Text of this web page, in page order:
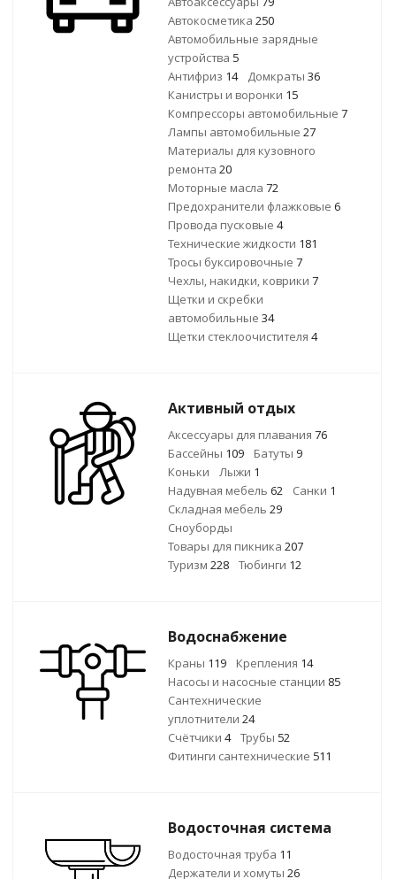
Автокосметика 250
Автомобильные зарядные
устройства 5
Антифриз 14 Домкраты 36
Канистры и воронки 15
Компрессоры автомобильные 7
Лампы автомобильные 27
Материалы для кузовного
ремонта 20
Моторные масла 72
Предохранители флажковые 6
Провода пусковые 4
Технические жидкости 181
Тросы буксировочные 7
Чехлы, накидки, коврики 7
Щетки и скребки
автомобильные 34
Щетки стеклоочистителя 4
Активный отдых
Аксессуары для плавания 76
Бассейны 109 Батуты 9
Коньки
Лыжи 1
Надувная мебель 62 Санки 1
Складная мебель 29
Сноуборды
Товары для пикника 207
Туризм 228 Тюбинги 12
Водоснабжение
Краны 119 Крепления 14
Насосы и насосные станции 85
Сантехнические
уплотнители 24
Счётчики 4 Трубы 52
Фитинги сантехнические 511
Водосточная система
Водосточная труба 11
Держатели и хомуты 26